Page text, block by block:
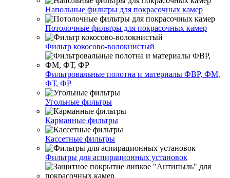
Напольные фильтры для покрасочных камер
Потолочные фильтры для покрасочных камер
Фильтр кокосово-волокнистый
Фильтровальные полотна и материалы ФВР, ФМ,
ФТ, ФР
Угольные фильтры
Карманные фильтры
Кассетные фильтры
Фильтры для аспирационных установок